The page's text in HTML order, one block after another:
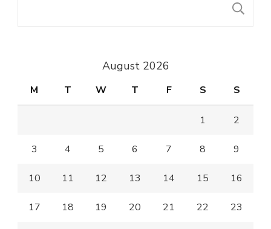
August 2026
M T W T F S S
1 2
3 4 5 6 7 8 9
10 11 12 13 14 15 16
17 18 19 20 21 22 23